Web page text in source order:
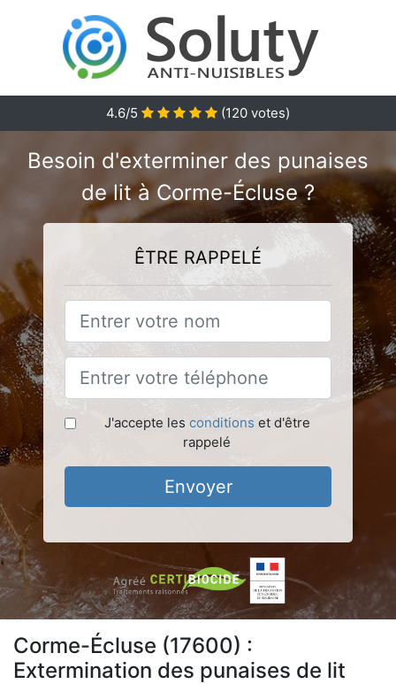
4.6/5 (120 votes)
Besoin d'exterminer des punaises
de lit à Corme-Écluse ?
ÊTRE RAPPELÉ
J'accepte les conditions et d'être
rappelé
Envoyer
Corme-Écluse (17600) :
Extermination des punaises de lit